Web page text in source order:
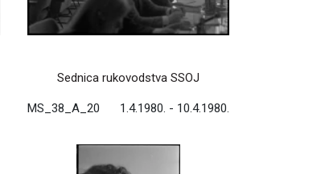
Sednica rukovodstva SSOJ
MS_38_A_20 1.4.1980. - 10.4.1980.